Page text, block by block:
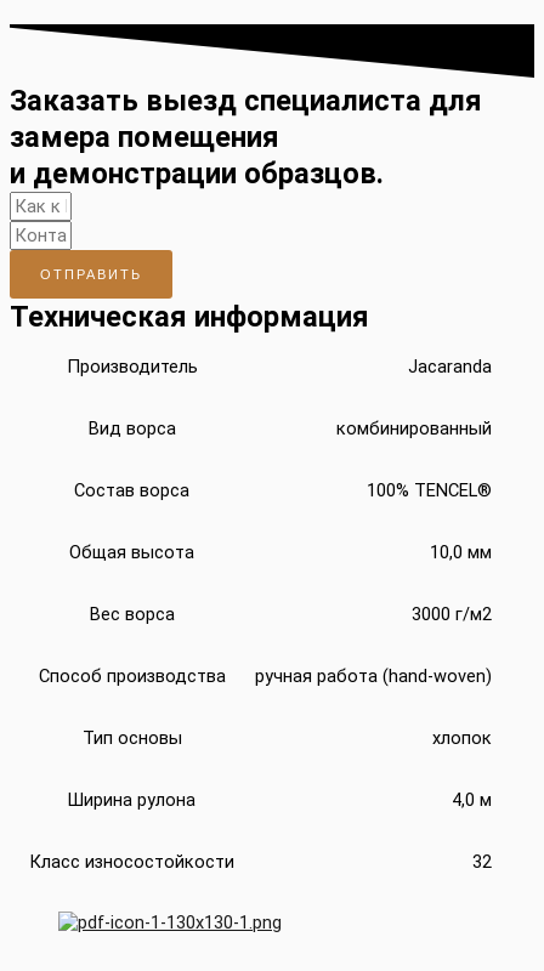
Заказать выезд специалиста для
замера помещения
и демонстрации образцов.
ОТПРАВИТЬ
Техническая информация
Производитель Jacaranda
Вид ворса комбинированный
Состав ворса 100% TENCEL®
Общая высота 10,0 мм
Вес ворса 3000 г/м2
Способ производства ручная работа (hand-woven)
Тип основы хлопок
Ширина рулона 4,0 м
Класс износостойкости 32